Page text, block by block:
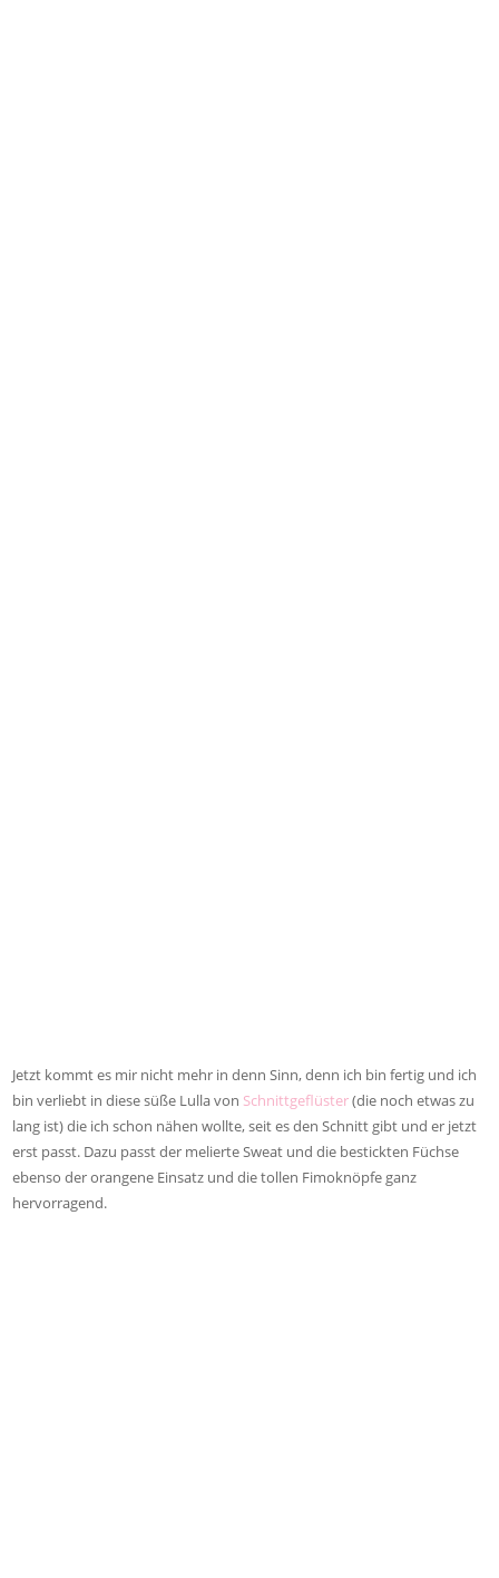
Jetzt kommt es mir nicht mehr in denn Sinn, denn ich bin fertig und ich
bin verliebt in diese süße Lulla von Schnittgeflüster(die noch etwas zu
lang ist) die ich schon nähen wollte, seit es den Schnitt gibt und er jetzt
erst passt. Dazu passt der melierte Sweat und die bestickten Füchse
ebenso der orangene Einsatz und die tollen Fimoknöpfe ganz
hervorragend.